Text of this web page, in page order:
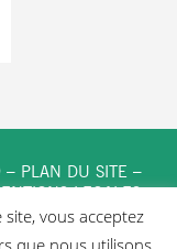
– PLAN DU SITE–
LEGALES
vous acceptez